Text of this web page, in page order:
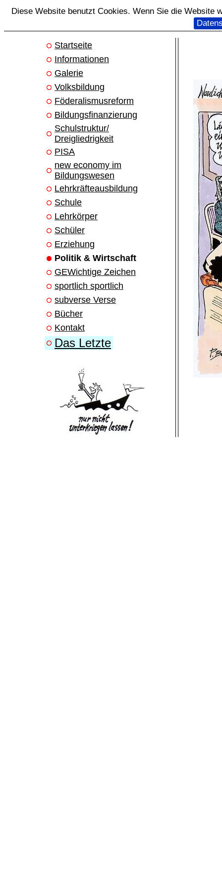
Diese Website benutzt Cookies. Wenn Sie die Website
Startseite
Informationen
Galerie
Volksbildung
Föderalismusreform
Bildungsfinanzierung
Schulstruktur/
Dreigliedrigkeit
PISA
new economy im
Bildungswesen
Lehrkräfteausbildung
Schule
Lehrkörper
Schüler
Erziehung
Politik & Wirtschaft
GEWichtige Zeichen
sportlich sportlich
subverse Verse
Bücher
Kontakt
Das Letzte